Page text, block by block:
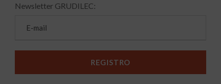
Newsletter GRUDILEC: